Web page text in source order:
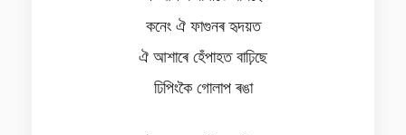
কনেং ঐ ফাগুনৰ হৃদয়ত
ঐ আশাৰে হেঁপাহত বাঢ়িছে
ঢিপিংকৈ গোলাপ ৰঙা